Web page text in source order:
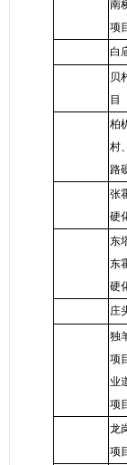
南
项
白
贝
目
柏
村
路
张
硬
东
东
硬
庄
独
项
业
项
龙
项